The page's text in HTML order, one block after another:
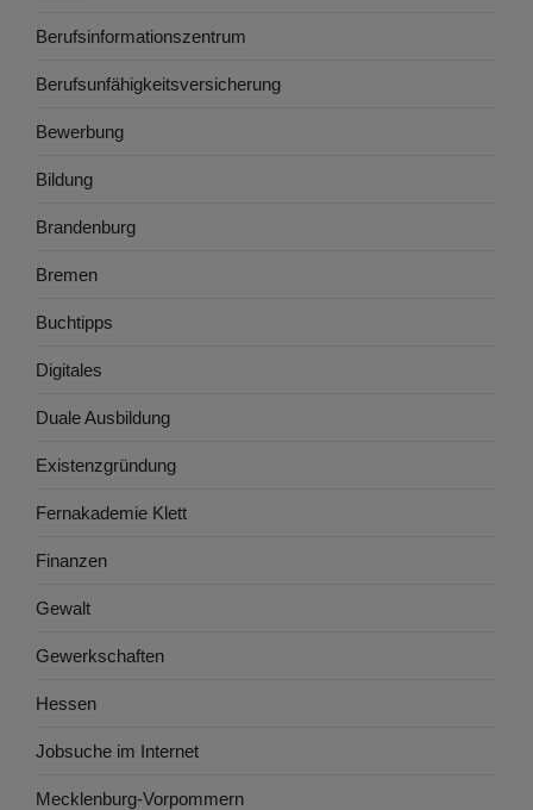
Berufsinformationszentrum
Berufsunfähigkeitsversicherung
Bewerbung
Bildung
Brandenburg
Bremen
Buchtipps
Digitales
Duale Ausbildung
Existenzgründung
Fernakademie Klett
Finanzen
Gewalt
Gewerkschaften
Hessen
Jobsuche im Internet
Mecklenburg-Vorpommern